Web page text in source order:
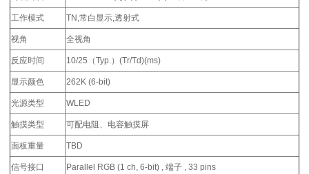
工作模式 TN,常白显示,透射式
视角 全视角
反应时间 10/25（Typ.）(Tr/Td)(ms)
显示颜色 262K (6-bit)
光源类型 WLED
触摸类型 可配电阻、电容触摸屏
面板重量 TBD
信号接口 Parallel RGB (1 ch, 6-bit) , 端子 , 33 pins